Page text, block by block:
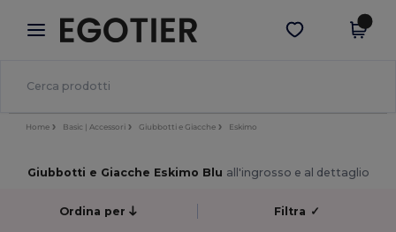
× App Egotier
Prezzi migliori sull'app!
Scarica app
Home Basic | Accessori Giubbotti e Giacche Eskimo
Giubbotti e Giacche Eskimo Blu all'ingrosso e al dettaglio
Ordina per Filtra ✓